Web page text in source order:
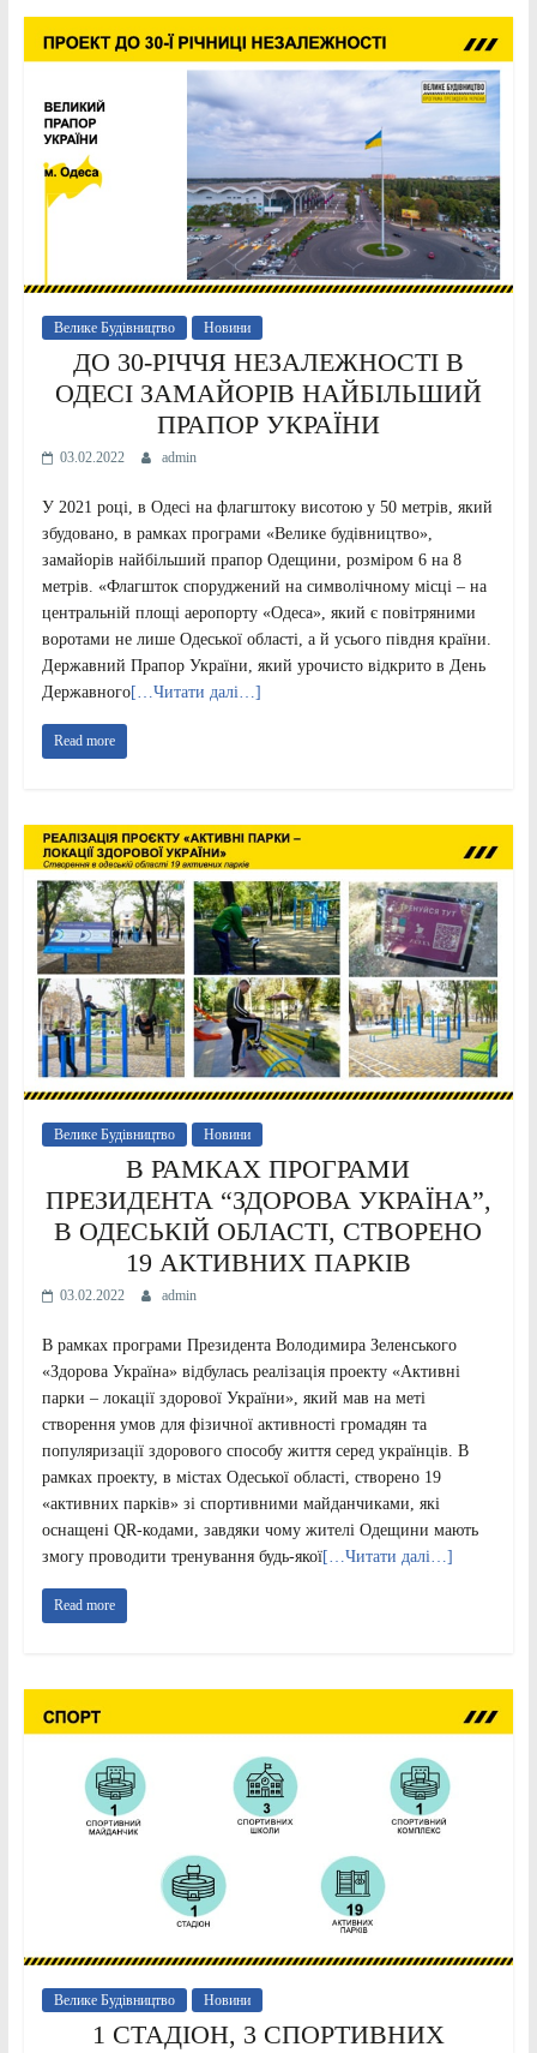
Велике Будівництво Новини
ДО 30-РІЧЧЯ НЕЗАЛЕЖНОСТІ В
ОДЕСІ ЗАМАЙОРІВ НАЙБІЛЬШИЙ
ПРАПОР УКРАЇНИ
03.02.2022 admin
У 2021 році, в Одесі на флагштоку висотою у 50 метрів, який
збудовано, в рамках програми «Велике будівництво»,
замайорів найбільший прапор Одещини, розміром 6 на 8
метрів. «Флагшток споруджений на символічному місці – на
центральній площі аеропорту «Одеса», який є повітряними
воротами не лише Одеської області, а й усього півдня країни.
Державний Прапор України, який урочисто відкрито в День
Державного[…Читати далі…]
Read more
Велике Будівництво Новини
В РАМКАХ ПРОГРАМИ
ПРЕЗИДЕНТА “ЗДОРОВА УКРАЇНА”,
В ОДЕСЬКІЙ ОБЛАСТІ, СТВОРЕНО
19 АКТИВНИХ ПАРКІВ
03.02.2022 admin
В рамках програми Президента Володимира Зеленського
«Здорова Україна» відбулась реалізація проекту «Активні
парки – локації здорової України», який мав на меті
створення умов для фізичної активності громадян та
популяризації здорового способу життя серед українців. В
рамках проекту, в містах Одеської області, створено 19
«активних парків» зі спортивними майданчиками, які
оснащені QR-кодами, завдяки чому жителі Одещини мають
змогу проводити тренування будь-якої[…Читати далі…]
Read more
Велике Будівництво Новини
1 СТАДІОН, 3 СПОРТИВНИХ